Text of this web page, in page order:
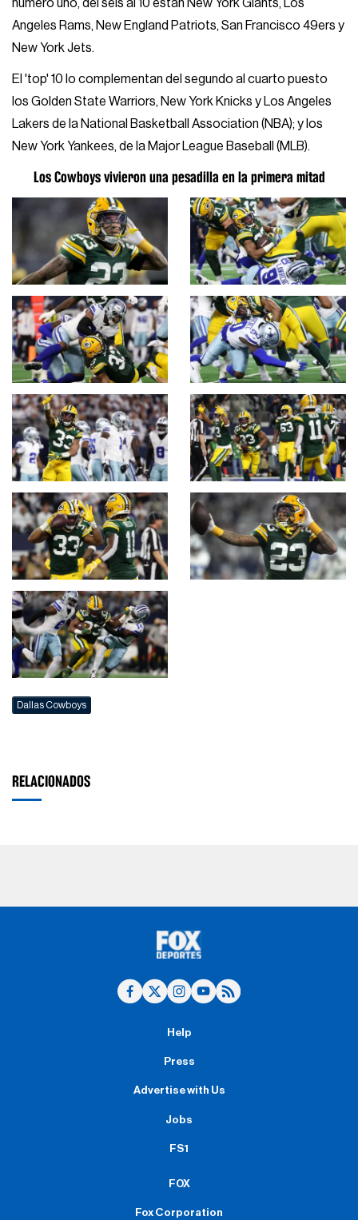
número uno, del seis al 10 están New York Giants, Los
Angeles Rams, New England Patriots, San Francisco 49ers y
New York Jets.
El 'top' 10 lo complementan del segundo al cuarto puesto
los Golden State Warriors, New York Knicks y Los Angeles
Lakers de la National Basketball Association (NBA); y los
New York Yankees, de la Major League Baseball (MLB).
Los Cowboys vivieron una pesadilla en la primera mitad
Dallas Cowboys
RELACIONADOS
Help
Press
Advertise with Us
Jobs
FS1
FOX
Fox Corporation